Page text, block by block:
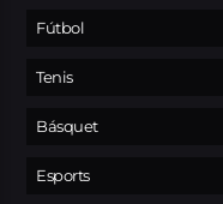
Fútbol
Tenis
Básquet
Esports